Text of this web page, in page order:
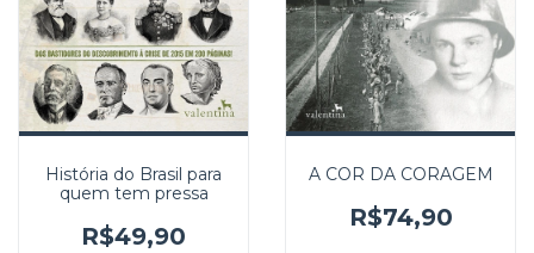
História do Brasil para
quem tem pressa
R$49,90
A COR DA CORAGEM
R$74,90